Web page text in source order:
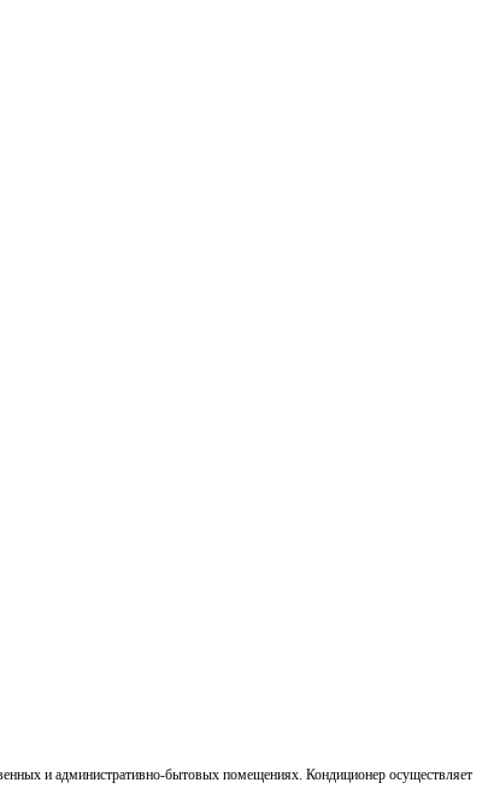
и административно-бытовых помещениях. Кондиционер осуществляет